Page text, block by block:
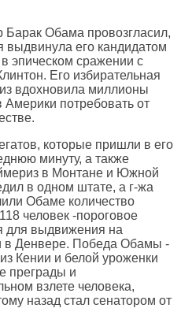
Барак Обама провозгласил,
выдвинула его кандидатом
эпическом сражении с
Его избирательная
вдохновила миллионы
Америки потребовать от
которые пришли в его
минуту, а также
в Монтане и Южной
в одном штате, а г-жа
Обаме количество
человек -пороговое
для выдвижения на
в Денвере. Победа Обамы -
Кении и белой уроженки
преграды и
взлете человека,
назад стал сенатором от